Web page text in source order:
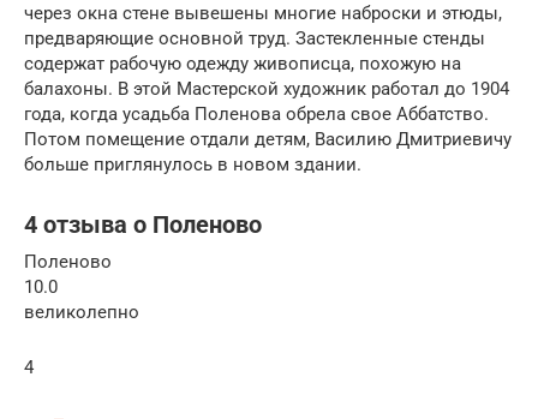
через окна стене вывешены многие наброски и этюды,
предваряющие основной труд. Застекленные стенды
содержат рабочую одежду живописца, похожую на
балахоны. В этой Мастерской художник работал до 1904
года, когда усадьба Поленова обрела свое Аббатство.
Потом помещение отдали детям, Василию Дмитриевичу
больше приглянулось в новом здании.
4 отзыва о Поленово
Поленово
10.0
великолепно
4